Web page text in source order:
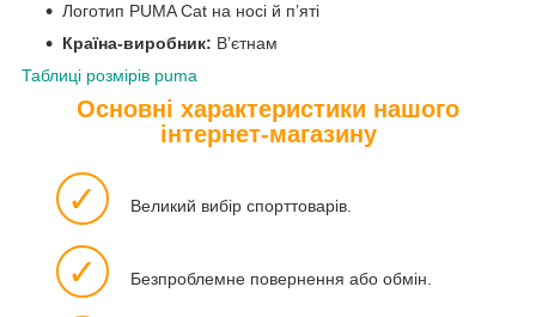
Логотип PUMA Cat на носі й п’яті
Країна-виробник: В’єтнам
Таблиці розмірів puma
Основні характеристики нашого
інтернет-магазину
✓ Великий вибір спорттоварів.
✓ Безпроблемне повернення або обмін.